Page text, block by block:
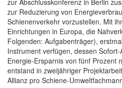
zur Reduzierung von
Schienenverkehr vorzustellen. Mit
Einrichtungen in Europa, die
Folgenden: Aufgabenträger),
Instrument verfügen, dessen
Energie-Ersparnis von fünf Prozent
entstand in zweijähriger
Allianz pro Schiene-